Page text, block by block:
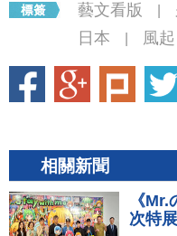
藝文看版
日本 風起
相關新聞
《
次特